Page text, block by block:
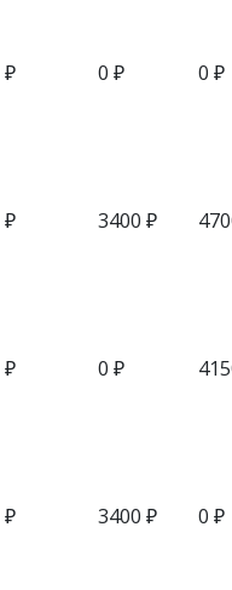
₽ 0 ₽ 0 ₽
₽ 3400 ₽
₽ 0 ₽
₽ 3400 ₽ 0 ₽